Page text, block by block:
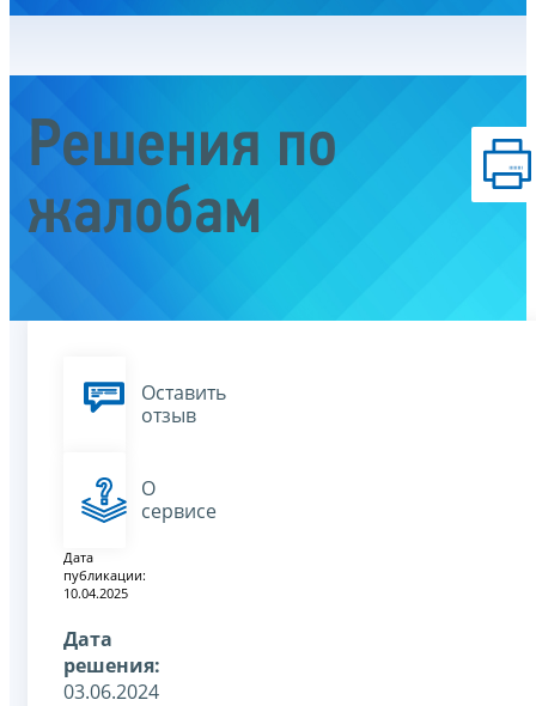
Решения по
жалобам
Оставить
отзыв
О
сервисе
Дата
публикации:
10.04.2025
Дата
решения:
03.06.2024